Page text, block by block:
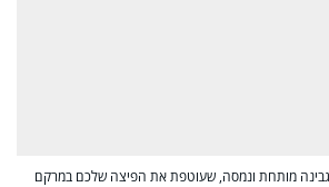
מותחת ונמסה, שעוטפת את הפיצה שלכם במרקם